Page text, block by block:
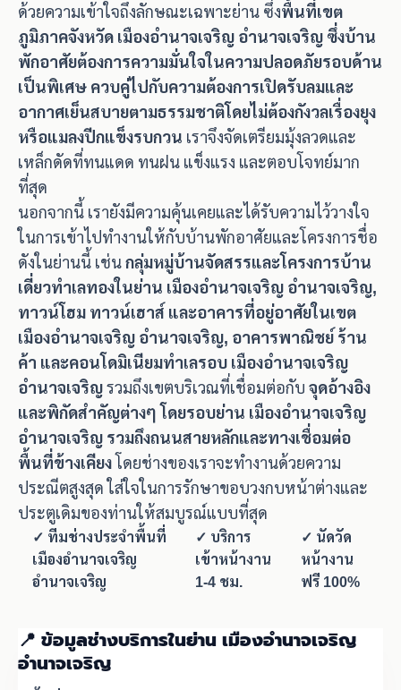
ด้วยความเข้าใจถึงลักษณะเฉพาะย่าน ซึ่งพื้นที่เขต
ภูมิภาคจังหวัด เมืองอำนาจเจริญ อำนาจเจริญ ซึ่งบ้าน
พักอาศัยต้องการความมั่นใจในความปลอดภัยรอบด้าน
เป็นพิเศษ ควบคู่ไปกับความต้องการเปิดรับลมและ
อากาศเย็นสบายตามธรรมชาติโดยไม่ต้องกังวลเรื่องยุง
หรือแมลงปีกแข็งรบกวน เราจึงจัดเตรียมมุ้งลวดและ
เหล็กดัดที่ทนแดด ทนฝน แข็งแรง และตอบโจทย์มาก
ที่สุด
นอกจากนี้ เรายังมีความคุ้นเคยและได้รับความไว้วางใจ
ในการเข้าไปทำงานให้กับบ้านพักอาศัยและโครงการชื่อ
ดังในย่านนี้ เช่นกลุ่มหมู่บ้านจัดสรรและโครงการบ้าน
เดี่ยวทำเลทองในย่าน เมืองอำนาจเจริญ อำนาจเจริญ,
ทาวน์โฮม ทาวน์เฮาส์ และอาคารที่อยู่อาศัยในเขต
เมืองอำนาจเจริญ อำนาจเจริญ, อาคารพาณิชย์ ร้าน
ค้า และคอนโดมิเนียมทำเลรอบ เมืองอำนาจเจริญ
อำนาจเจริญรวมถึงเขตบริเวณที่เชื่อมต่อกับ จุดอ้างอิง
และพิกัดสำคัญต่างๆ โดยรอบย่าน เมืองอำนาจเจริญ
อำนาจเจริญ รวมถึงถนนสายหลักและทางเชื่อมต่อ
พื้นที่ข้างเคียงโดยช่างของเราจะทำงานด้วยความ
ประณีตสูงสุด ใส่ใจในการรักษาขอบวงกบหน้าต่างและ
ประตูเดิมของท่านให้สมบูรณ์แบบที่สุด
✓ ทีมช่างประจำพื้นที่
เมืองอำนาจเจริญ
อำนาจเจริญ
✓ บริการ
เข้าหน้างาน
1-4 ชม.
✓ นัดวัด
หน้างาน
ฟรี 100%
📍 ข้อมูลช่างบริการในย่าน เมืองอำนาจเจริญ
อำนาจเจริญ